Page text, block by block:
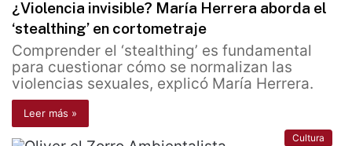
¿Violencia invisible? María Herrera aborda el
‘stealthing’ en cortometraje
Comprender el ‘stealthing’ es fundamental
para cuestionar cómo se normalizan las
violencias sexuales, explicó María Herrera.
Leer más »
Cultura